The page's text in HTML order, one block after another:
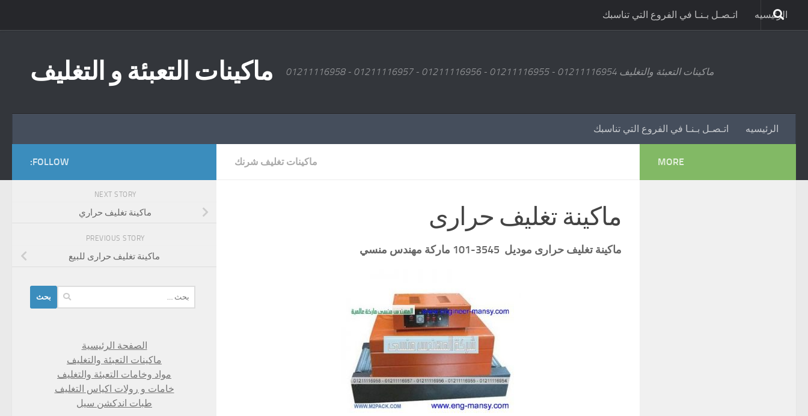
الرئيسيه اتـصـل بـنـا في الفروع التي تناسبك
ماكينات التعبئة و التغليف ماكينات التعبئة والتغليف 01211116954 - 01211116955 - 01211116956 - 01211116957 - 01211116958
الرئيسيه اتـصـل بـنـا في الفروع التي تناسبك
ماكينات تغليف شرنك
ماكينة تغليف حرارى
ماكينة تغليف حرارى موديل 3545-101 ماركة مهندس منسي
FOLLOW:
NEXT STORY
ماكينة تغليف حراري ‏
PREVIOUS STORY
ماكينة تغليف حرارى للبيع
عن:
الصفحة الرئيسية
ماكينات التعبئة والتغليف
مواد وخامات التعبئة والتغليف
خامات و رولات اكياس التغليف
طبات اندكشن سيل
MORE